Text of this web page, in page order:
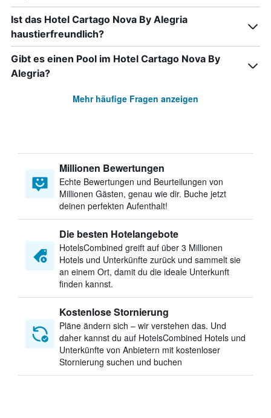
Ist das Hotel Cartago Nova By Alegria
haustierfreundlich?
Gibt es einen Pool im Hotel Cartago Nova By
Alegria?
Mehr häufige Fragen anzeigen
Millionen Bewertungen
Echte Bewertungen und Beurteilungen von
Millionen Gästen, genau wie dir. Buche jetzt
deinen perfekten Aufenthalt!
Die besten Hotelangebote
HotelsCombined greift auf über 3 Millionen
Hotels und Unterkünfte zurück und sammelt sie
an einem Ort, damit du die ideale Unterkunft
finden kannst.
Kostenlose Stornierung
Pläne ändern sich – wir verstehen das. Und
daher kannst du auf HotelsCombined Hotels und
Unterkünfte von Anbietern mit kostenloser
Stornierung suchen und buchen